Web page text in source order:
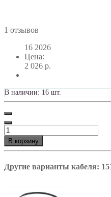
1 отзывов
16 2026
Цена:
2 026 р.
В наличии: 16 шт.
В корзину
Другие варианты кабеля: